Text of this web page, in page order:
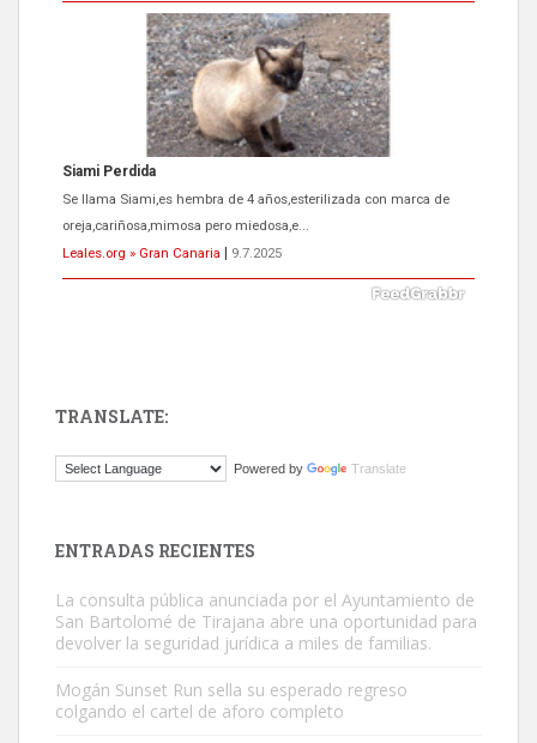
Siami Perdida
Se llama Siami,es hembra de 4 años,esterilizada con marca de
oreja,cariñosa,mimosa pero miedosa,e...
Leales.org » Gran Canaria
9.7.2025
El ayuntamiento se va a llevar a Los Gatos callejeros de la zona los
Gato manso encontrado
TRANSLATE:
Powered by Translate
ENTRADAS RECIENTES
La consulta pública anunciada por el Ayuntamiento de
San Bartolomé de Tirajana abre una oportunidad para
devolver la seguridad jurídica a miles de familias.
Mogán Sunset Run sella su esperado regreso
colgando el cartel de aforo completo